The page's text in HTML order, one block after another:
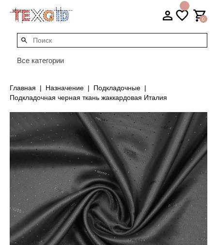
0
Все категории
Главная Назначение
Подкладочные
Подкладочная черная ткань жаккардовая Италия